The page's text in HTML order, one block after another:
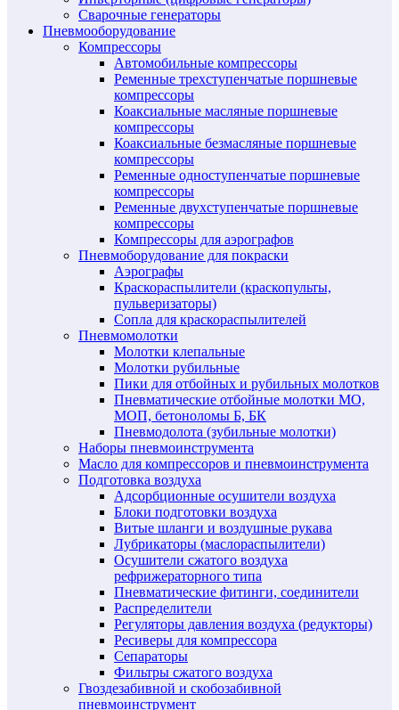
Сварочные генераторы
Пневмооборудование
Компрессоры
Автомобильные компрессоры
Ременные трехступенчатые поршневые
компрессоры
Коаксиальные масляные поршневые
компрессоры
Коаксиальные безмасляные поршневые
компрессоры
Ременные одноступенчатые поршневые
компрессоры
Ременные двухступенчатые поршневые
компрессоры
Компрессоры для аэрографов
Пневмоборудование для покраски
Аэрографы
Краскораспылители (краскопульты,
пульверизаторы)
Сопла для краскораспылителей
Пневмомолотки
Молотки клепальные
Молотки рубильные
Пики для отбойных и рубильных молотков
Пневматические отбойные молотки МО,
МОП, бетоноломы Б, БК
Пневмодолота (зубильные молотки)
Наборы пневмоинструмента
Масло для компрессоров и пневмоинструмента
Подготовка воздуха
Адсорбционные осушители воздуха
Блоки подготовки воздуха
Витые шланги и воздушные рукава
Лубрикаторы (маслораспылители)
Осушители сжатого воздуха
рефрижераторного типа
Пневматические фитинги, соединители
Распределители
Регуляторы давления воздуха (редукторы)
Ресиверы для компрессора
Сепараторы
Фильтры сжатого воздуха
Гвоздезабивной и скобозабивной
пневмоинструмент